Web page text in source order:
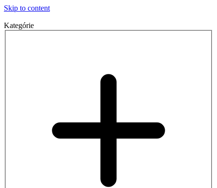
Skip to content
Kategórie